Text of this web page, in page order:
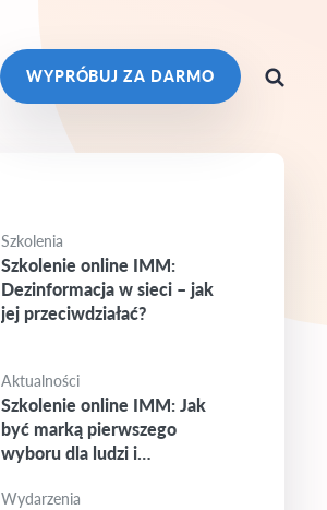
WYPRÓBUJ ZA DARMO
Szkolenia
Szkolenie online IMM:
Dezinformacja w sieci – jak
jej przeciwdziałać?
Aktualności
Szkolenie online IMM: Jak
być marką pierwszego
wyboru dla ludzi i
Wydarzenia